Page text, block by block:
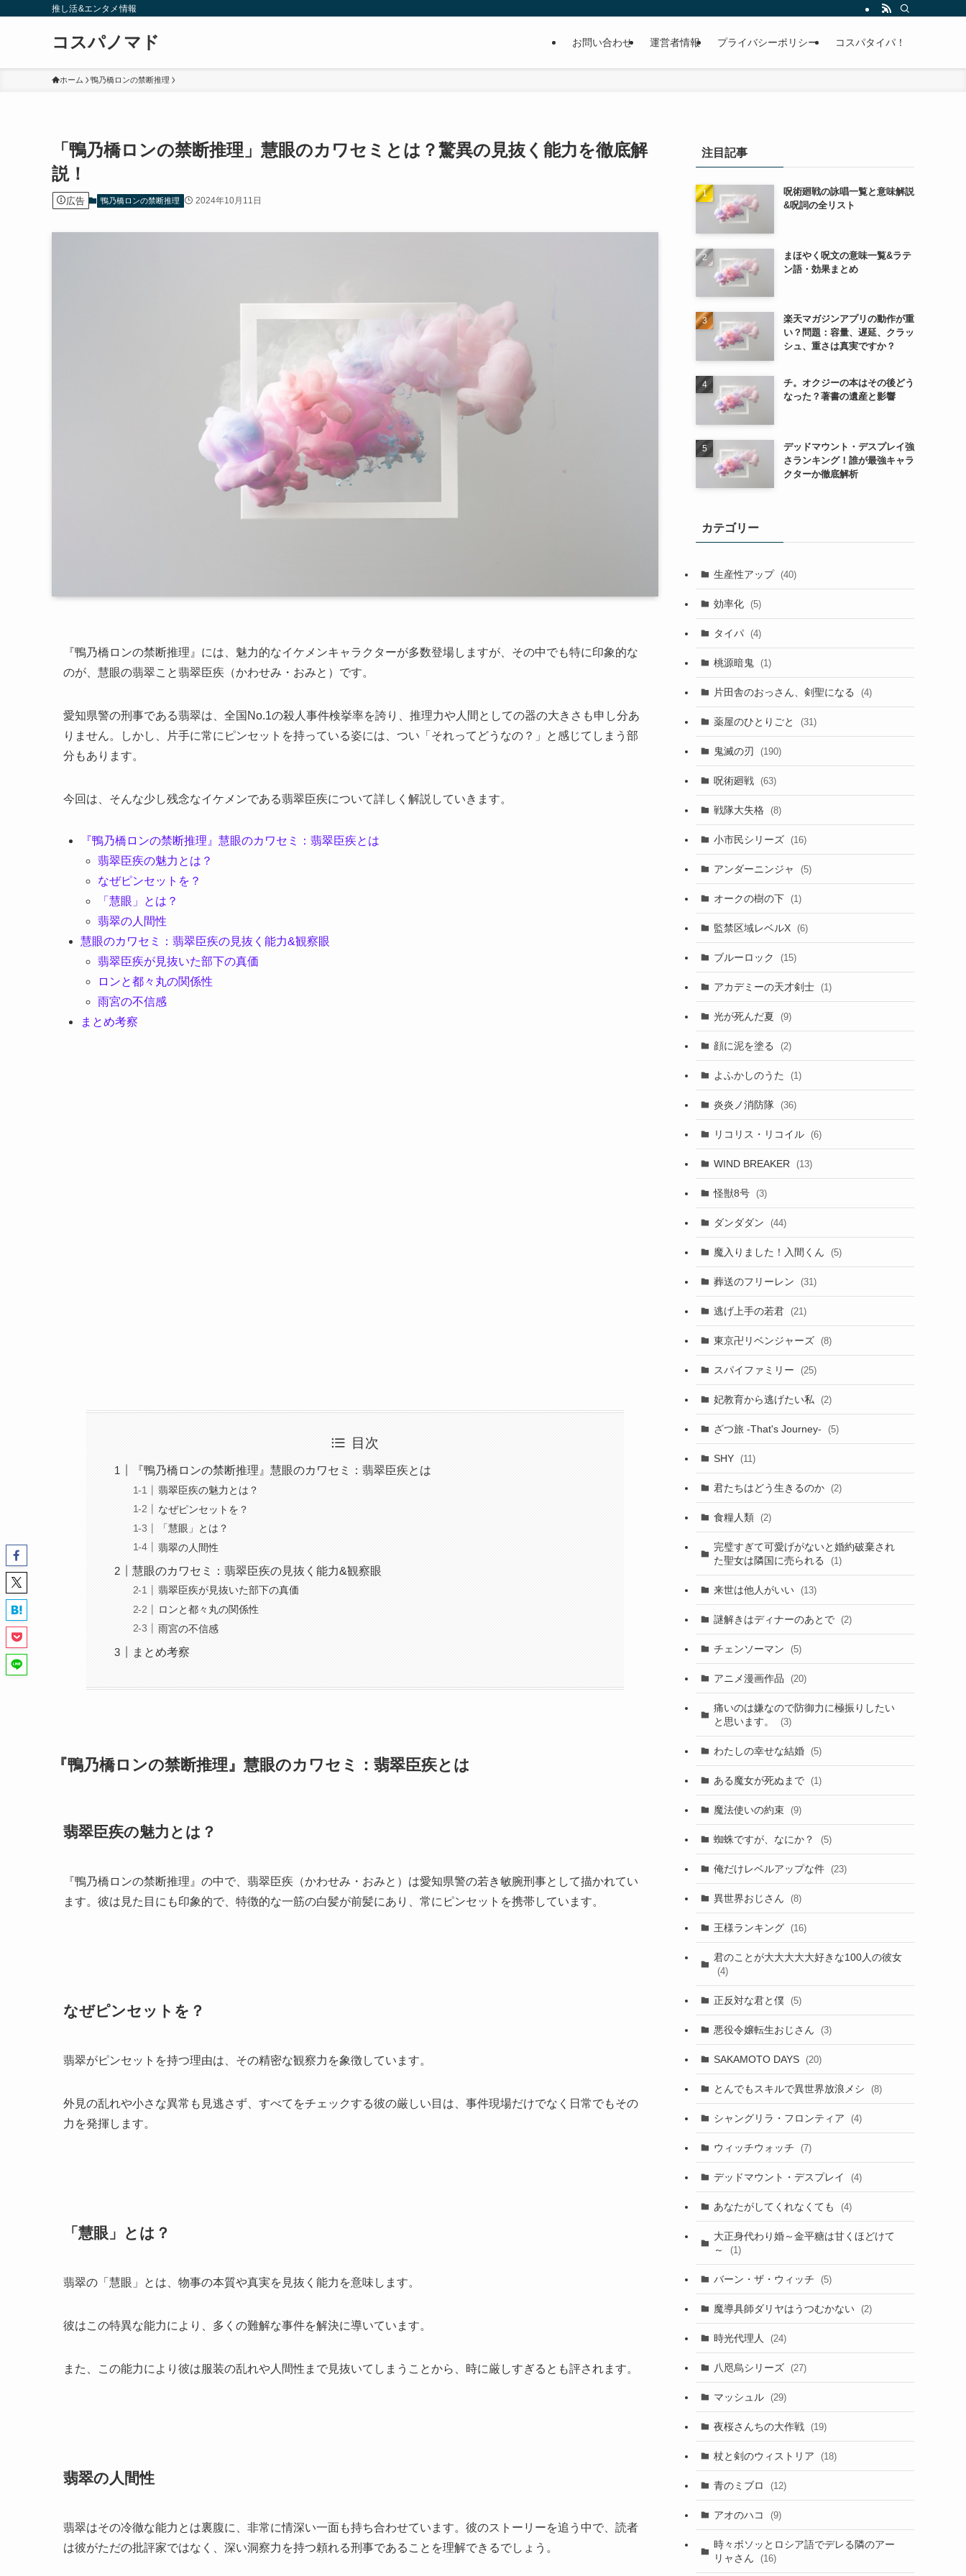
推し活&エンタメ情報
コスパノマド お問い合わせ 運営者情報 プライバシーポリシー コスパタイパ！
ホーム 鴨乃橋ロンの禁断推理
「鴨乃橋ロンの禁断推理」慧眼のカワセミとは？驚異の見抜く能力を徹底解
説！
広告 鴨乃橋ロンの禁断推理 2024年10月11日
『鴨乃橋ロンの禁断推理』には、魅力的なイケメンキャラクターが多数登場しますが、その中でも特に印象的な
のが、慧眼の翡翠こと翡翠臣疾（かわせみ・おみと）です。
愛知県警の刑事である翡翠は、全国No.1の殺人事件検挙率を誇り、推理力や人間としての器の大きさも申し分あ
りません。しかし、片手に常にピンセットを持っている姿には、つい「それってどうなの？」と感じてしまう部
分もあります。
今回は、そんな少し残念なイケメンである翡翠臣疾について詳しく解説していきます。
『鴨乃橋ロンの禁断推理』慧眼のカワセミ：翡翠臣疾とは
翡翠臣疾の魅力とは？
なぜピンセットを？
「慧眼」とは？
翡翠の人間性
慧眼のカワセミ：翡翠臣疾の見抜く能力&観察眼
翡翠臣疾が見抜いた部下の真価
ロンと都々丸の関係性
雨宮の不信感
まとめ考察
目次
『鴨乃橋ロンの禁断推理』慧眼のカワセミ：翡翠臣疾とは
翡翠臣疾の魅力とは？
なぜピンセットを？
「慧眼」とは？
翡翠の人間性
慧眼のカワセミ：翡翠臣疾の見抜く能力&観察眼
翡翠臣疾が見抜いた部下の真価
ロンと都々丸の関係性
雨宮の不信感
まとめ考察
『鴨乃橋ロンの禁断推理』慧眼のカワセミ：翡翠臣疾とは
翡翠臣疾の魅力とは？
『鴨乃橋ロンの禁断推理』の中で、翡翠臣疾（かわせみ・おみと）は愛知県警の若き敏腕刑事として描かれてい
ます。彼は見た目にも印象的で、特徴的な一筋の白髪が前髪にあり、常にピンセットを携帯しています。
なぜピンセットを？
翡翠がピンセットを持つ理由は、その精密な観察力を象徴しています。
外見の乱れや小さな異常も見逃さず、すべてをチェックする彼の厳しい目は、事件現場だけでなく日常でもその
力を発揮します。
「慧眼」とは？
翡翠の「慧眼」とは、物事の本質や真実を見抜く能力を意味します。
彼はこの特異な能力により、多くの難解な事件を解決に導いています。
また、この能力により彼は服装の乱れや人間性まで見抜いてしまうことから、時に厳しすぎるとも評されます。
翡翠の人間性
翡翠はその冷徹な能力とは裏腹に、非常に情深い一面も持ち合わせています。彼のストーリーを追う中で、読者
は彼がただの批評家ではなく、深い洞察力を持つ頼れる刑事であることを理解できるでしょう。
注目記事
呪術廻戦の詠唱一覧と意味解説
&呪詞の全リスト
まほやく呪文の意味一覧&ラテ
ン語・効果まとめ
楽天マガジンアプリの動作が重
い？問題：容量、遅延、クラッ
シュ、重さは真実ですか？
チ。オクジーの本はその後どう
なった？著書の遺産と影響
デッドマウント・デスプレイ強
さランキング！誰が最強キャラ
クターか徹底解析
カテゴリー
生産性アップ (40)
効率化 (5)
タイパ (4)
桃源暗鬼 (1)
片田舎のおっさん、剣聖になる (4)
薬屋のひとりごと (31)
鬼滅の刃 (190)
呪術廻戦 (63)
戦隊大失格 (8)
小市民シリーズ (16)
アンダーニンジャ (5)
オークの樹の下 (1)
監禁区域レベルX (6)
ブルーロック (15)
アカデミーの天才剣士 (1)
光が死んだ夏 (9)
顔に泥を塗る (2)
よふかしのうた (1)
炎炎ノ消防隊 (36)
リコリス・リコイル (6)
WIND BREAKER (13)
怪獣8号 (3)
ダンダダン (44)
魔入りました！入間くん (5)
葬送のフリーレン (31)
逃げ上手の若君 (21)
東京卍リベンジャーズ (8)
スパイファミリー (25)
妃教育から逃げたい私 (2)
ざつ旅 -That's Journey- (5)
SHY (11)
君たちはどう生きるのか (2)
食糧人類 (2)
完璧すぎて可愛げがないと婚約破棄され
た聖女は隣国に売られる
(1)
来世は他人がいい (13)
謎解きはディナーのあとで (2)
チェンソーマン (5)
アニメ漫画作品 (20)
痛いのは嫌なので防御力に極振りしたい
と思います。
(3)
わたしの幸せな結婚 (5)
ある魔女が死ぬまで (1)
魔法使いの約束 (9)
蜘蛛ですが、なにか？ (5)
俺だけレベルアップな件 (23)
異世界おじさん (8)
王様ランキング (16)
君のことが大大大大大好きな100人の彼女
(4)
正反対な君と僕 (5)
悪役令嬢転生おじさん (3)
SAKAMOTO DAYS (20)
とんでもスキルで異世界放浪メシ (8)
シャングリラ・フロンティア (4)
ウィッチウォッチ (7)
デッドマウント・デスプレイ (4)
あなたがしてくれなくても (4)
大正身代わり婚～金平糖は甘くほどけて
～
(1)
バーン・ザ・ウィッチ (5)
魔導具師ダリヤはうつむかない (2)
時光代理人 (24)
八咫烏シリーズ (27)
マッシュル (29)
夜桜さんちの大作戦 (19)
杖と剣のウィストリア (18)
青のミブロ (12)
アオのハコ (9)
時々ボソッとロシア語でデレる隣のアー
リャさん
(16)